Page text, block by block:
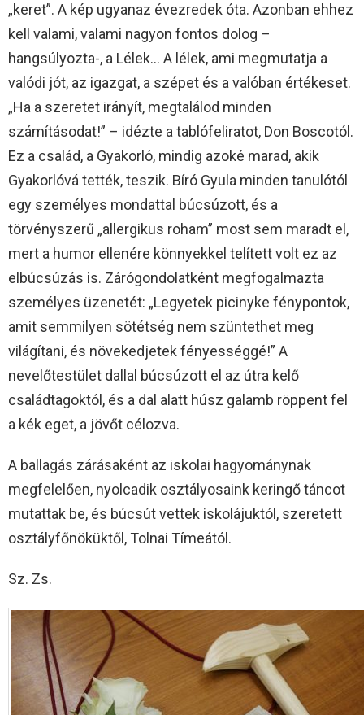
„keret”. A kép ugyanaz évezredek óta. Azonban ehhez
kell valami, valami nagyon fontos dolog –
hangsúlyozta-, a Lélek… A lélek, ami megmutatja a
valódi jót, az igazgat, a szépet és a valóban értékeset.
„Ha a szeretet irányít, megtalálod minden
számításodat!” – idézte a tablófeliratot, Don Boscotól.
Ez a család, a Gyakorló, mindig azoké marad, akik
Gyakorlóvá tették, teszik. Bíró Gyula minden tanulótól
egy személyes mondattal búcsúzott, és a
törvényszerű „allergikus roham” most sem maradt el,
mert a humor ellenére könnyekkel telített volt ez az
elbúcsúzás is. Zárógondolatként megfogalmazta
személyes üzenetét: „Legyetek picinyke fénypontok,
amit semmilyen sötétség nem szüntethet meg
világítani, és növekedjetek fényességgé!” A
nevelőtestület dallal búcsúzott el az útra kelő
családtagoktól, és a dal alatt húsz galamb röppent fel
a kék eget, a jövőt célozva.
A ballagás zárásaként az iskolai hagyománynak
megfelelően, nyolcadik osztályosaink keringő táncot
mutattak be, és búcsút vettek iskolájuktól, szeretett
osztályfőnöküktől, Tolnai Tímeától.
Sz. Zs.